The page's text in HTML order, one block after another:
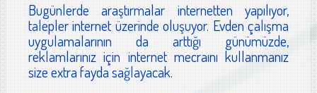
Bugünlerde araştırmalar internetten yapılıyor,
talepler internet üzerinde oluşuyor. Evden çalışma
uygulamalarının da arttığı günümüzde,
reklamlarınız için internet mecraını kullanmanız
size extra fayda sağlayacak.